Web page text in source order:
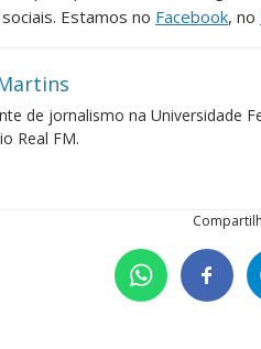
Estamos no Facebook, no
de jornalismo na Universidade
Real FM.